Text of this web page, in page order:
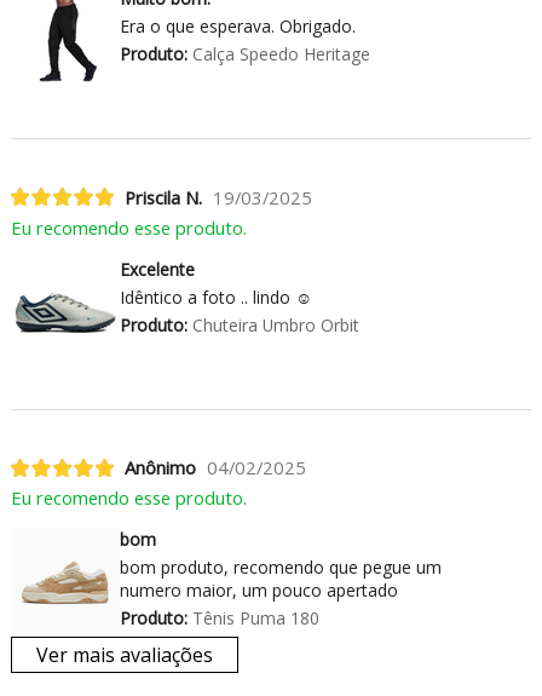
Era o que esperava. Obrigado.
Produto:Calça Speedo Heritage
Priscila N. 19/03/2025
Eu recomendo esse produto.
Excelente
Idêntico a foto .. lindo ☺️
Produto:Chuteira Umbro Orbit
Anônimo 04/02/2025
Eu recomendo esse produto.
bom
bom produto, recomendo que pegue um
numero maior, um pouco apertado
Produto:Tênis Puma 180
Ver mais avaliações